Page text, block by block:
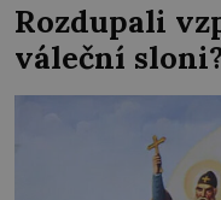
Rozdupali
váleční